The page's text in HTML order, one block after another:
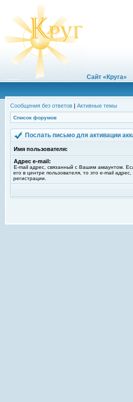
Сайт «Круга»
Сообщения без ответов | Активные темы
Список форумов
Послать письмо для активации
Имя пользователя:
Адрес e-mail:
E-mail адрес, связанный с Вашим аккаунтом.
его в центре пользователя, то это e-mail
регистрации.